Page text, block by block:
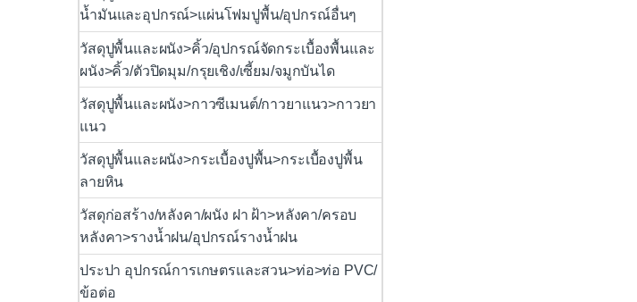
น้ำมันและอุปกรณ์>แผ่นโฟมปูพื้น/อุปกรณ์อื่นๆ
วัสดุปูพื้นและผนัง>คิ้ว/อุปกรณ์จัดกระเบื้องพื้นและ
ผนัง>คิ้ว/ตัวปิดมุม/กรุยเชิง/เซี้ยม/จมูกบันได
วัสดุปูพื้นและผนัง>กาวซีเมนต์/กาวยาแนว>กาวยา
แนว
วัสดุปูพื้นและผนัง>กระเบื้องปูพื้น>กระเบื้องปูพื้น
ลายหิน
วัสดุก่อสร้าง/หลังคา/ผนัง ฝา ฝ้า>หลังคา/ครอบ
หลังคา>รางน้ำฝน/อุปกรณ์รางน้ำฝน
ประปา อุปกรณ์การเกษตรและสวน>ท่อ>ท่อ PVC/
ข้อต่อ